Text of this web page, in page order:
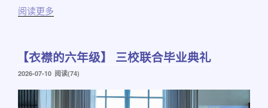
阅读更多
【衣襟的六年级】 三校联合毕业典礼
发
2026-07-10 阅读(74)